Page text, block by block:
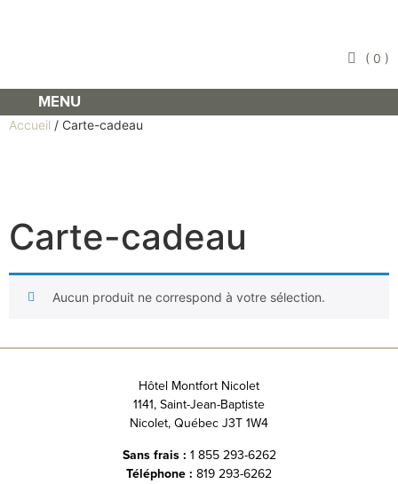
( 0 )
MENU
Accueil / Carte-cadeau
Carte-cadeau
Aucun produit ne correspond à votre sélection.
Hôtel Montfort Nicolet
1141, Saint-Jean-Baptiste
Nicolet, Québec J3T 1W4
Sans frais : 1 855 293-6262
Téléphone : 819 293-6262